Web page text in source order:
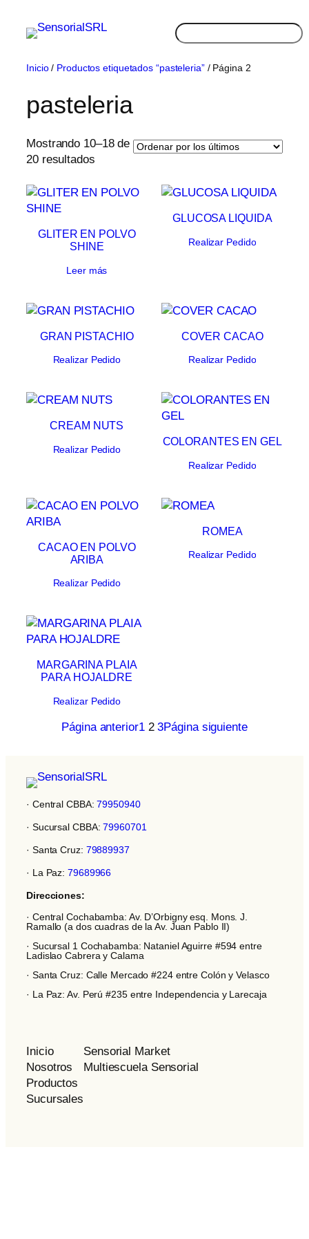
Buscar
Inicio/ Productos etiquetados “pasteleria”/ Página 2
pasteleria
Mostrando 10–18 de
20 resultadosOrdenado
los
GLITER EN POLVO
SHINE
Leer más
GLUCOSA LIQUIDA
Realizar Pedido
GRAN PISTACHIO
Realizar Pedido
COVER CACAO
Realizar Pedido
CREAM NUTS
Realizar Pedido
COLORANTES EN GEL
Realizar Pedido
CACAO EN POLVO
ARIBA
Realizar Pedido
ROMEA
Realizar Pedido
MARGARINA PLAIA
PARA HOJALDRE
Realizar Pedido
Página anterior1 2 3Página siguiente
· Central CBBA:79950940
· Sucursal CBBA:79960701
· Santa Cruz: 79889937
· La Paz:79689966
Direcciones:
· Central Cochabamba: Av. D’Orbigny esq. Mons. J.
Ramallo (a dos cuadras de la Av. Juan Pablo II)
· Sucursal 1 Cochabamba: Nataniel Aguirre #594 entre
Ladislao Cabrera y Calama
· Santa Cruz: Calle Mercado #224 entre Colón y Velasco
· La Paz: Av. Perú #235 entre Independencia y Larecaja
Inicio
Nosotros
Productos
Sucursales
Sensorial Market
Multiescuela Sensorial